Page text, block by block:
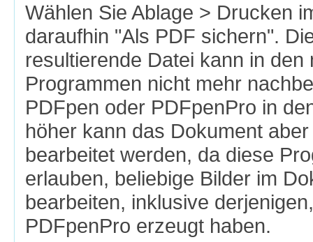
Wählen Sie Ablage > Drucken
daraufhin "Als PDF sichern".
resultierende Datei kann in den
Programmen nicht mehr
PDFpen oder PDFpenPro in
höher kann das Dokument
bearbeitet werden, da diese
erlauben, beliebige Bilder im
bearbeiten, inklusive
PDFpenPro erzeugt haben.